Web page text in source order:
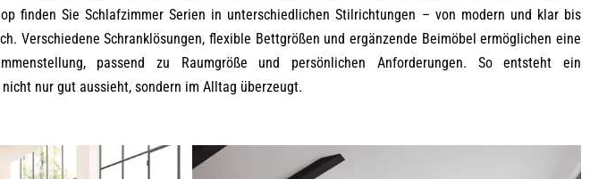
finden Sie Schlafzimmer Serien in unterschiedlichen Stilrichtungen – von modern und klar bis
Verschiedene Schranklösungen, flexible Bettgrößen und ergänzende Beimöbel ermöglichen eine
passend zu Raumgröße und persönlichen Anforderungen. So entsteht ein
nur gut aussieht, sondern im Alltag überzeugt.